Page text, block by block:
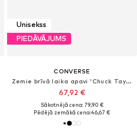
Unisekss
PIEDĀVĀJUMS
CONVERSE
Zemie brīvā laika apavi 'Chuck Taylor All Star Leather'
67,92 €
Sākotnējā cena: 79,90 €
Pēdējā zemākā cena:46,67 €